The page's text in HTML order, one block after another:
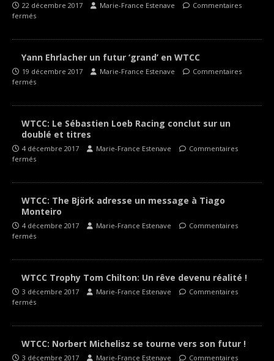
22 décembre 2017 Marie-France Estenave
Commentaires
fermés
Yann Ehrlacher un futur ‘grand’ en WTCC
19 décembre 2017 Marie-France Estenave
Commentaires
fermés
WTCC: Le Sébastien Loeb Racing conclut sur un
doublé et titres
4 décembre 2017 Marie-France Estenave
Commentaires
fermés
WTCC: The Björk adresse un message à Tiago
Monteiro
4 décembre 2017 Marie-France Estenave
Commentaires
fermés
WTCC Trophy Tom Chilton: Un rêve devenu réalité !
3 décembre 2017 Marie-France Estenave
Commentaires
fermés
WTCC: Norbert Michelisz se tourne vers son futur !
3 décembre 2017 Marie-France Estenave
Commentaires